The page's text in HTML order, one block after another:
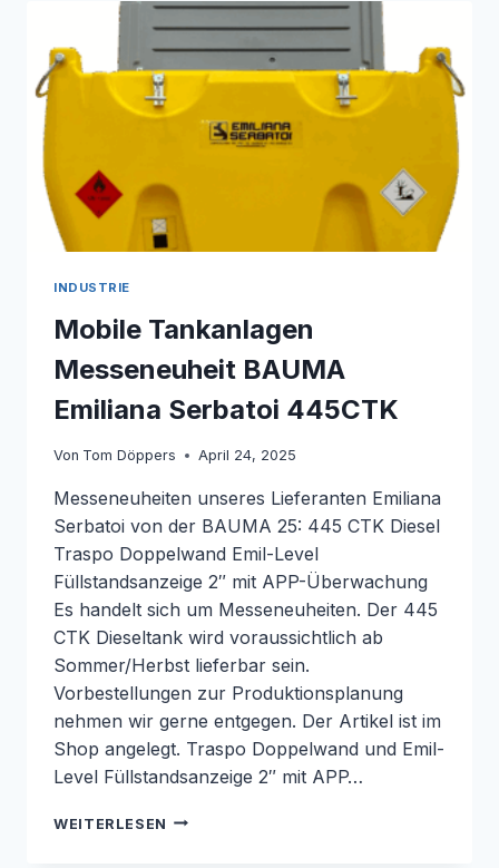
INDUSTRIE
Mobile Tankanlagen
Messeneuheit BAUMA
Emiliana Serbatoi 445CTK
Von Tom Döppers April 24, 2025
Messeneuheiten unseres Lieferanten Emiliana
Serbatoi von der BAUMA 25: 445 CTK Diesel
Traspo Doppelwand Emil-Level
Füllstandsanzeige 2″ mit APP-Überwachung
Es handelt sich um Messeneuheiten. Der 445
CTK Dieseltank wird voraussichtlich ab
Sommer/Herbst lieferbar sein.
Vorbestellungen zur Produktionsplanung
nehmen wir gerne entgegen. Der Artikel ist im
Shop angelegt. Traspo Doppelwand und Emil-
Level Füllstandsanzeige 2″ mit APP…
WEITERLESEN MOBILE